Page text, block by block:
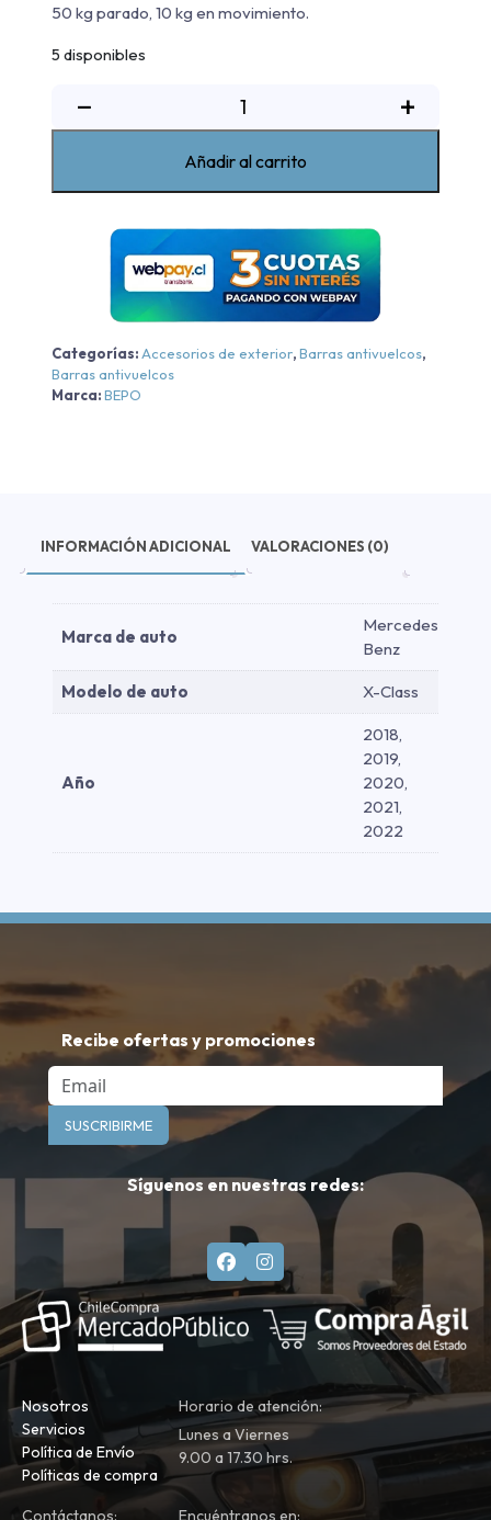
50 kg parado, 10 kg en movimiento.
5 disponibles
−
Bepo
Mercedes-
Benz
X-
-
Negra
+
Añadir al carrito
Categorías:Accesorios de exterior,Barras antivuelcos,
Barras antivuelcos
Marca:BEPO
INFORMACIÓN ADICIONAL VALORACIONES (0)
Marca de auto
Mercedes
Benz
Modelo de auto X-Class
Año
2018,
2019,
2020,
2021,
2022
Recibe ofertas y promociones
Email
SUSCRIBIRME
Síguenos en nuestras redes:
Nosotros
Servicios
Política de Envío
Políticas de compra
Horario de atención:
Lunes a Viernes
9.00 a 17.30 hrs.
Contáctanos: Encuéntranos en: